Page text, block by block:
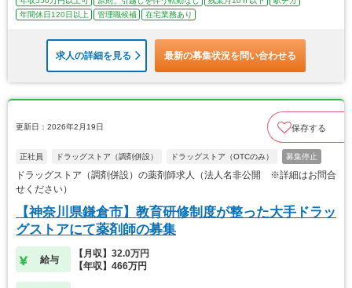
年間休日120日以上
管理職候補 在宅業務あり
求人の詳細を見る 最新の募集状況を問い合わせる
更新日：2026年2月19日 保存する
正社員 ドラッグストア（調剤併設） ドラッグストア（OTCのみ） 募集停止
ドラッグストア（調剤併設）の薬剤師求人（法人名非公開 ※詳細はお問合
せください）
【神奈川県鎌倉市】教育研修制度が整った大手ドラッ
グストアにて薬剤師の募集
給与
【月収】32.0万円
【年収】466万円